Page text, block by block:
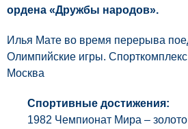
ордена «Дружбы народов».
Илья Мате во время перерыва
Олимпийские игры.
Москва
Спортивные достижения:
1982 Чемпионат Мира – золото